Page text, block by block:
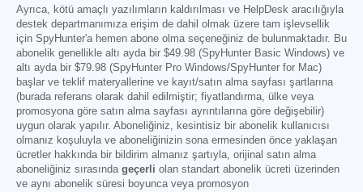
Ayrıca, kötü amaçlı yazılımların kaldırılması ve HelpDesk aracılığıyla
destek departmanımıza erişim de dahil olmak üzere tam işlevsellik
için SpyHunter'a hemen abone olma seçeneğiniz de bulunmaktadır. Bu
abonelik genellikle altı ayda bir $49.98 (SpyHunter Basic Windows) ve
altı ayda bir $79.98 (SpyHunter Pro Windows/SpyHunter for Mac)
başlar ve teklif materyallerine ve kayıt/satın alma sayfası şartlarına
(burada referans olarak dahil edilmiştir; fiyatlandırma, ülke veya
promosyona göre satın alma sayfası ayrıntılarına göre değişebilir)
uygun olarak yapılır. Aboneliğiniz, kesintisiz bir abonelik kullanıcısı
olmanız koşuluyla ve aboneliğinizin sona ermesinden önce yaklaşan
ücretler hakkında bir bildirim almanız şartıyla, orijinal satın alma
aboneliğiniz sırasında geçerli olan standart abonelik ücreti üzerinden
ve aynı abonelik süresi boyunca veya promosyon